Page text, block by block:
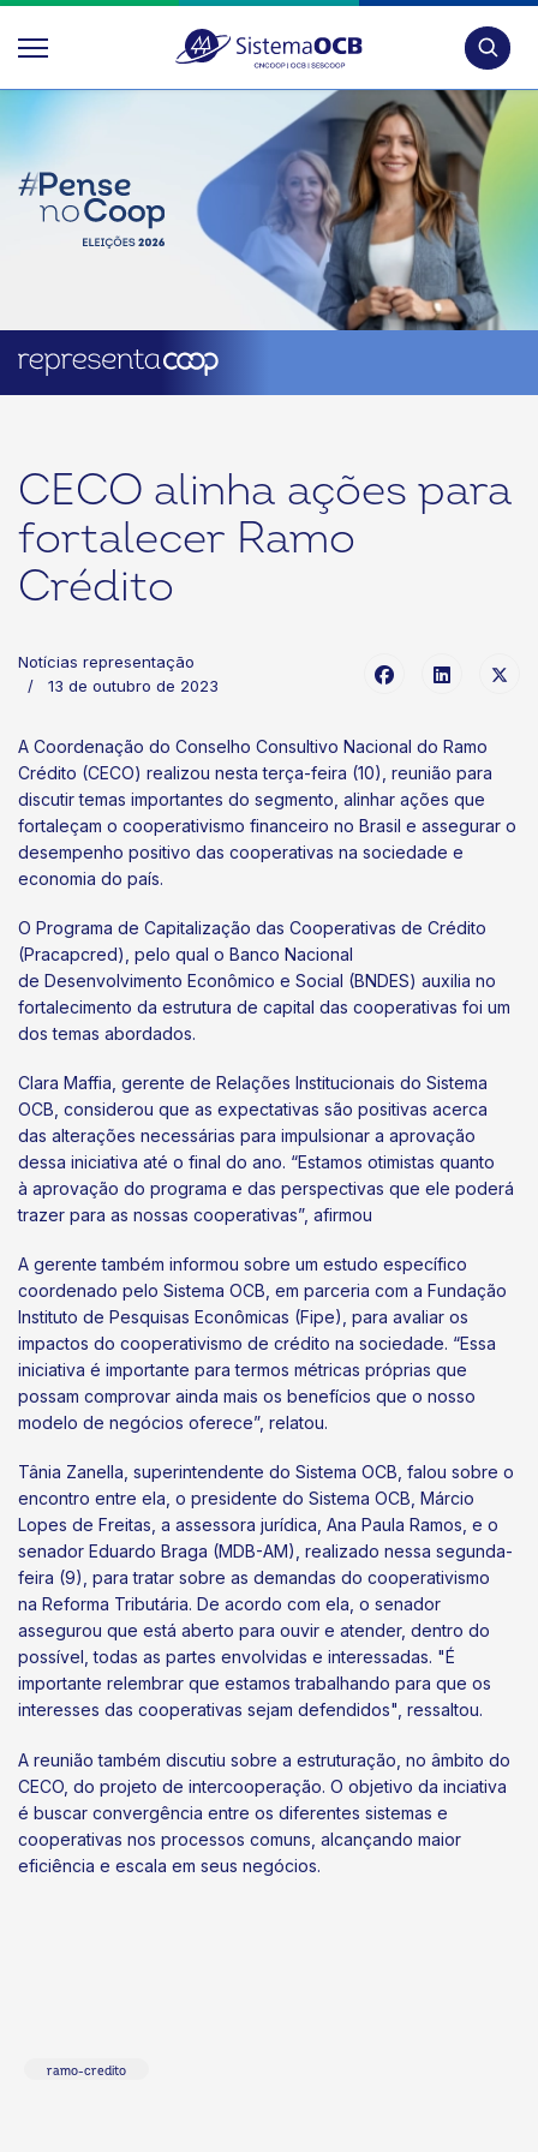
CECO alinha ações para
fortalecer Ramo
Crédito
Notícias representação
13 de outubro de 2023
A Coordenação do Conselho Consultivo Nacional do Ramo
Crédito (CECO) realizou nesta terça-feira (10), reunião para
discutir temas importantes do segmento, alinhar ações que
fortaleçam o cooperativismo financeiro no Brasil e assegurar o
desempenho positivo das cooperativas na sociedade e
economia do país.
O Programa de Capitalização das Cooperativas de Crédito
(Pracapcred), pelo qual o Banco Nacional
de Desenvolvimento Econômico e Social (BNDES) auxilia no
fortalecimento da estrutura de capital das cooperativas foi um
dos temas abordados.
Clara Maffia, gerente de Relações Institucionais do Sistema
OCB, considerou que as expectativas são positivas acerca
das alterações necessárias para impulsionar a aprovação
dessa iniciativa até o final do ano. “Estamos otimistas quanto
à aprovação do programa e das perspectivas que ele poderá
trazer para as nossas cooperativas”, afirmou
A gerente também informou sobre um estudo específico
coordenado pelo Sistema OCB, em parceria com a Fundação
Instituto de Pesquisas Econômicas (Fipe), para avaliar os
impactos do cooperativismo de crédito na sociedade. “Essa
iniciativa é importante para termos métricas próprias que
possam comprovar ainda mais os benefícios que o nosso
modelo de negócios oferece”, relatou.
Tânia Zanella, superintendente do Sistema OCB, falou sobre o
encontro entre ela, o presidente do Sistema OCB, Márcio
Lopes de Freitas, a assessora jurídica, Ana Paula Ramos, e o
senador Eduardo Braga (MDB-AM), realizado nessa segunda-
feira (9), para tratar sobre as demandas do cooperativismo
na Reforma Tributária. De acordo com ela, o senador
assegurou que está aberto para ouvir e atender, dentro do
possível, todas as partes envolvidas e interessadas. "É
importante relembrar que estamos trabalhando para que os
interesses das cooperativas sejam defendidos", ressaltou.
A reunião também discutiu sobre a estruturação, no âmbito do
CECO, do projeto de intercooperação. O objetivo da inciativa
é buscar convergência entre os diferentes sistemas e
cooperativas nos processos comuns, alcançando maior
eficiência e escala em seus negócios.
ramo-credito